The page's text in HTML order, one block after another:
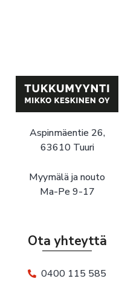
Aspinmäentie 26,
63610 Tuuri
Myymälä ja nouto
Ma-Pe 9-17
Ota yhteyttä
0400 115 585